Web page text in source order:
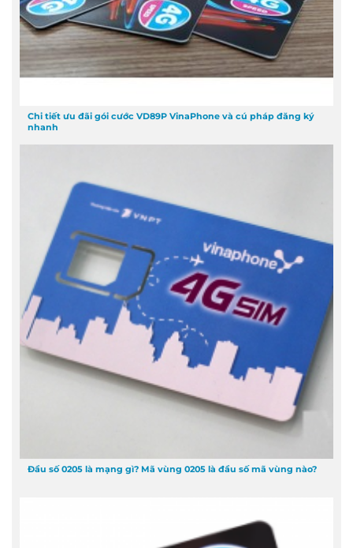
Chi tiết ưu đãi gói cước VD89P VinaPhone và cú pháp đăng ký
nhanh
Đầu số 0205 là mạng gì? Mã vùng 0205 là đầu số mã vùng nào?